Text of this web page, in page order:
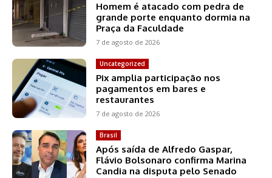
Homem é atacado com pedra de
grande porte enquanto dormia na
Praça da Faculdade
7 de agosto de 2026
Uncategorized
Pix amplia participação nos
pagamentos em bares e
restaurantes
7 de agosto de 2026
Brasil
Após saída de Alfredo Gaspar,
Flávio Bolsonaro confirma Marina
Candia na disputa pelo Senado